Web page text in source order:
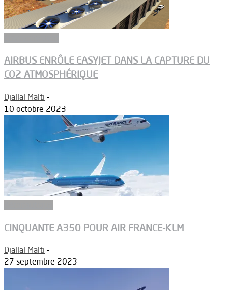
AIRBUS ENRÔLE EASYJET DANS LA CAPTURE DU
CO2 ATMOSPHÉRIQUE
Djallal Malti -
10 octobre 2023
CINQUANTE A350 POUR AIR FRANCE-KLM
Djallal Malti -
27 septembre 2023